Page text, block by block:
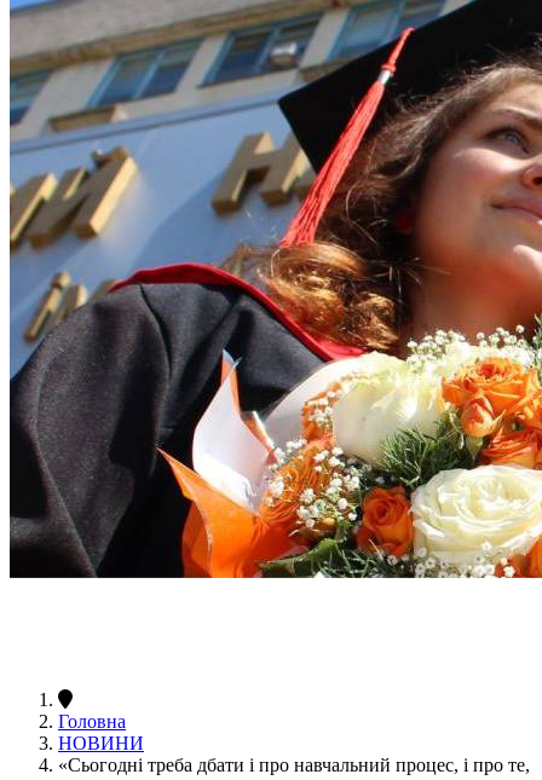
Головна
НОВИНИ
«Сьогодні треба дбати і про навчальний процес, і про те,